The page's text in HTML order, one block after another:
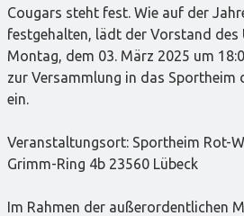
Cougars steht fest. Wie auf der
festgehalten, lädt der Vorstand des
Montag, dem 03. März 2025 um
zur Versammlung in das Sportheim
ein.
Veranstaltungsort: Sportheim Rot-
Grimm-Ring 4b 23560 Lübeck
Im Rahmen der außerordentlichen